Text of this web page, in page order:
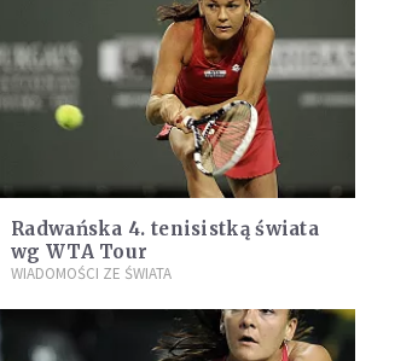
Radwańska 4. tenisistką świata
wg WTA Tour
WIADOMOŚCI ZE ŚWIATA